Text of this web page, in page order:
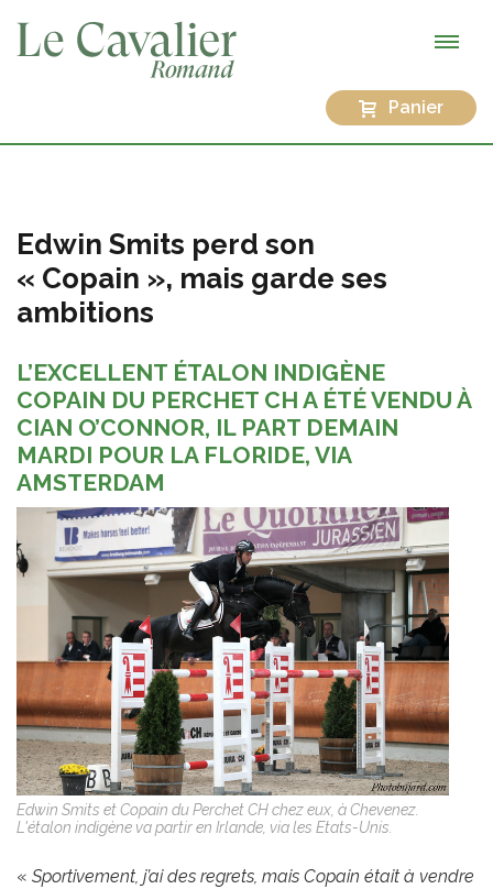
Panier
Edwin Smits perd son
« Copain », mais garde ses
ambitions
L’EXCELLENT ÉTALON INDIGÈNE
COPAIN DU PERCHET CH A ÉTÉ VENDU À
CIAN O’CONNOR, IL PART DEMAIN
MARDI POUR LA FLORIDE, VIA
AMSTERDAM
Edwin Smits et Copain du Perchet CH chez eux, à Chevenez.
L'étalon indigène va partir en Irlande, via les Etats-Unis.
« Sportivement, j’ai des regrets, mais Copain était à vendre